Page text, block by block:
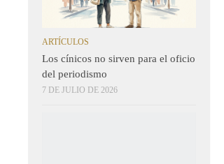
ARTÍCULOS
Los cínicos no sirven para el oficio
del periodismo
7 DE JULIO DE 2026